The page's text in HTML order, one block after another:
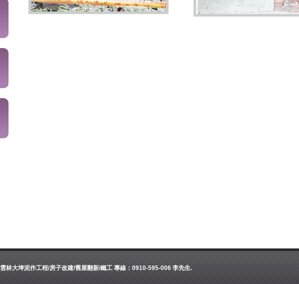
雲林大埤泥作工程/房子改建/舊屋翻新/鐵工 專線：0910-595-006 李先生.